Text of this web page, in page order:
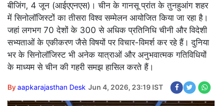
बीजिंग, 4 जून (आईएएनएस)। चीन के गानसू प्रांत के तुनहुआंग शहर
में सिनोलॉजिस्टों का तीसरा विश्व सम्मेलन आयोजित किया जा रहा है।
जहां लगभग 70 देशों के 300 से अधिक प्रतिनिधि चीनी और विदेशी
सभ्यताओं के एकीकरण जैसे विषयों पर विचार-विमर्श कर रहे हैं। दुनिया
भर के सिनोलॉजिस्ट भी अनेक यात्राओं और अनुभवात्मक गतिविधियों
के माध्यम से चीन की गहरी समझ हासिल करते हैं।
Byaapkarajasthan Desk Jun 4, 2026, 23:19 IST